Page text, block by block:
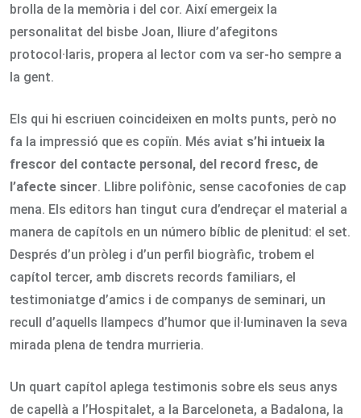
brolla de la memòria i del cor. Així emergeix la
personalitat del bisbe Joan, lliure d’afegitons
protocol·laris, propera al lector com va ser-ho sempre a
la gent.
Els qui hi escriuen coincideixen en molts punts, però no
fa la impressió que es copiïn. Més aviat s’hi intueix la
frescor del contacte personal, del record fresc, de
l’afecte sincer. Llibre polifònic, sense cacofonies de cap
mena. Els editors han tingut cura d’endreçar el material a
manera de capítols en un número bíblic de plenitud: el set.
Després d’un pròleg i d’un perfil biogràfic, trobem el
capítol tercer, amb discrets records familiars, el
testimoniatge d’amics i de companys de seminari, un
recull d’aquells llampecs d’humor que il·luminaven la seva
mirada plena de tendra murrieria.
Un quart capítol aplega testimonis sobre els seus anys
de capellà a l’Hospitalet, a la Barceloneta, a Badalona, la